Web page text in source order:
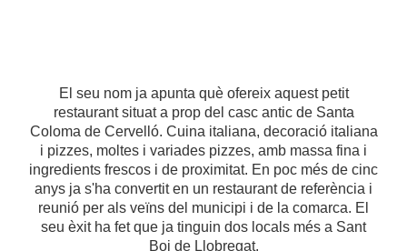
El seu nom ja apunta què ofereix aquest petit
restaurant situat a prop del casc antic de Santa
Coloma de Cervelló. Cuina italiana, decoració italiana
i pizzes, moltes i variades pizzes, amb massa fina i
ingredients frescos i de proximitat. En poc més de cinc
anys ja s'ha convertit en un restaurant de referència i
reunió per als veïns del municipi i de la comarca. El
seu èxit ha fet que ja tinguin dos locals més a Sant
Boi de Llobregat.